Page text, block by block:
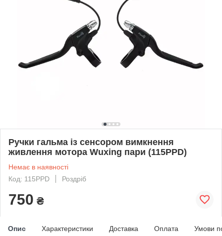
Ручки гальма із сенсором вимкнення
живлення мотора Wuxing пари (115PPD)
Немає в наявності
Код: 115PPD
Роздріб
750 ₴
Опис Характеристики Доставка Оплата Умови